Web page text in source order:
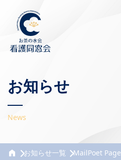
お知らせ
News
お知らせ一覧 MailPoet Page